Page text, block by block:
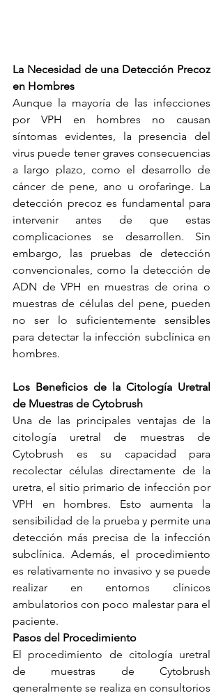
La Necesidad de una Detección Precoz
en Hombres
Aunque la mayoría de las infecciones
por VPH en hombres no causan
síntomas evidentes, la presencia del
virus puede tener graves consecuencias
a largo plazo, como el desarrollo de
cáncer de pene, ano u orofaringe. La
detección precoz es fundamental para
intervenir antes de que estas
complicaciones se desarrollen. Sin
embargo, las pruebas de detección
convencionales, como la detección de
ADN de VPH en muestras de orina o
muestras de células del pene, pueden
no ser lo suficientemente sensibles
para detectar la infección subclínica en
hombres.
Los Beneficios de la Citología Uretral
de Muestras de Cytobrush
Una de las principales ventajas de la
citología uretral de muestras de
Cytobrush es su capacidad para
recolectar células directamente de la
uretra, el sitio primario de infección por
VPH en hombres. Esto aumenta la
sensibilidad de la prueba y permite una
detección más precisa de la infección
subclínica. Además, el procedimiento
es relativamente no invasivo y se puede
realizar en entornos clínicos
ambulatorios con poco malestar para el
paciente.
Pasos del Procedimiento
El procedimiento de citología uretral
de muestras de Cytobrush
generalmente se realiza en consultorios